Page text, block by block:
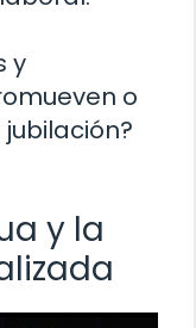
y
o
y la